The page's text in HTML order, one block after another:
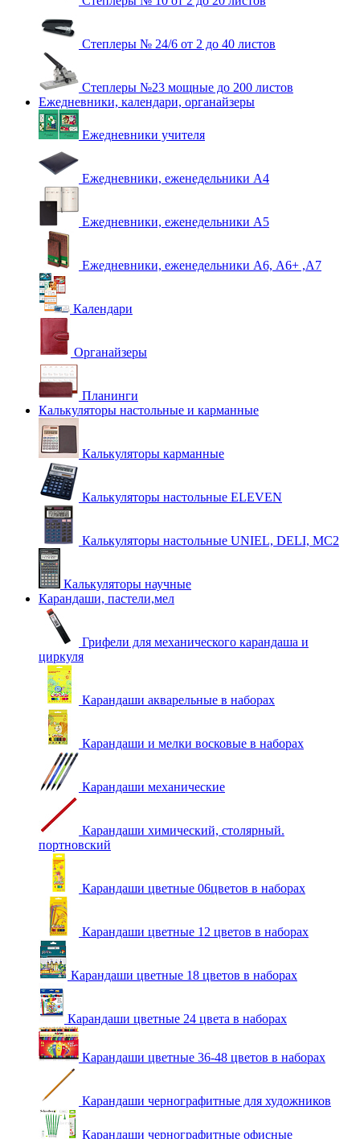
Степлеры № 24/6 от 2 до 40 листов
Степлеры №23 мощные до 200 листов
Ежедневники, календари, органайзеры
Ежедневники учителя
Ежедневники, еженедельники А4
Ежедневники, еженедельники А5
Ежедневники, еженедельники А6, А6+ ,А7
Календари
Органайзеры
Планинги
Калькуляторы настольные и карманные
Калькуляторы карманные
Калькуляторы настольные ELEVEN
Калькуляторы настольные UNIEL, DELI, MC2
Калькуляторы научные
Карандаши, пастели,мел
Грифели для механического карандаша и
циркуля
Карандаши акварельные в наборах
Карандаши и мелки восковые в наборах
Карандаши механические
Карандаши химический, столярный.
портновский
Карандаши цветные 06цветов в наборах
Карандаши цветные 12 цветов в наборах
Карандаши цветные 18 цветов в наборах
Карандаши цветные 24 цвета в наборах
Карандаши цветные 36-48 цветов в наборах
Карандаши чернографитные для художников
Карандаши чернографитные офисные